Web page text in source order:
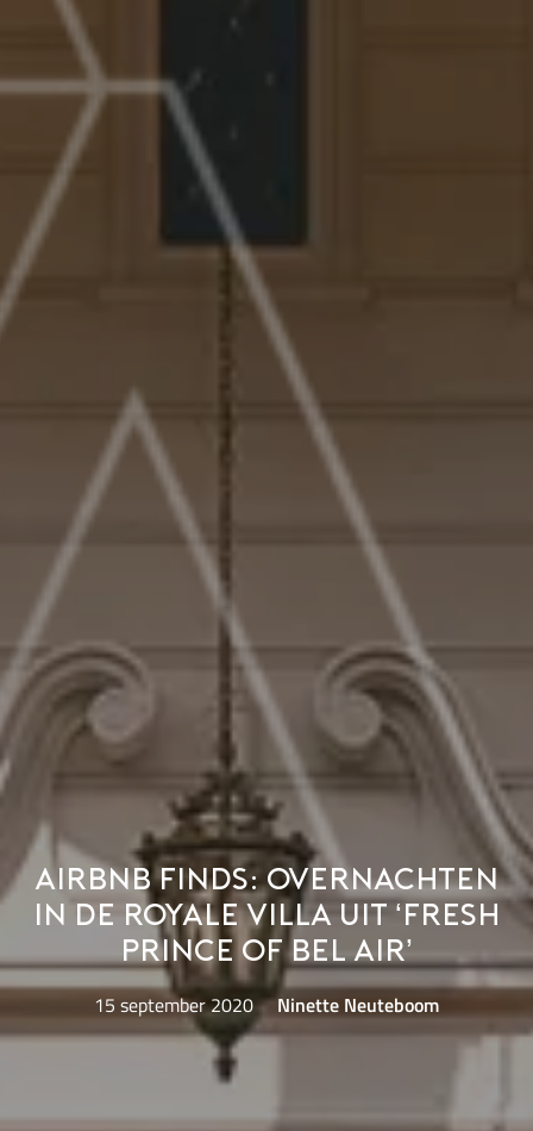
Airbnb Finds: overnachten
in de royale villa uit ‘Fresh
Prince of Bel Air’
15 september 2020 Ninette Neuteboom